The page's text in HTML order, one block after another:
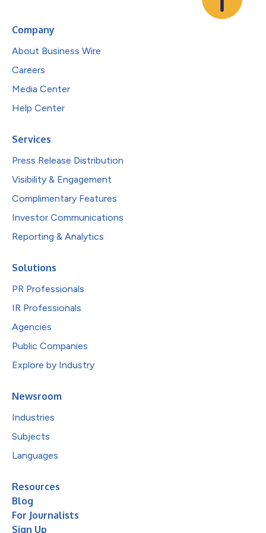
Company
About Business Wire
Careers
Media Center
Help Center
Services
Press Release Distribution
Visibility & Engagement
Complimentary Features
Investor Communications
Reporting & Analytics
Solutions
PR Professionals
IR Professionals
Agencies
Public Companies
Explore by Industry
Newsroom
Industries
Subjects
Languages
Resources
Blog
For Journalists
Sign Up